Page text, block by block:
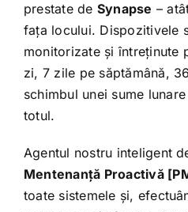
prestate de Synapse –
fața locului. Dispozitivele
monitorizate și întreținute
zi, 7 zile pe săptămână,
schimbul unei sume
totul.
Agentul nostru inteligent
Mentenanță Proactivă
toate sistemele și,